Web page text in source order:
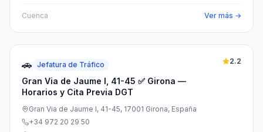
Cuenca Ver más →
🚗 Jefatura de Tráfico
Gran Via de Jaume I, 41-45 ✅ Girona —
Horarios y Cita Previa DGT
2.2
Gran Via de Jaume I, 41-45, 17001 Girona, España
+34 972 20 29 50